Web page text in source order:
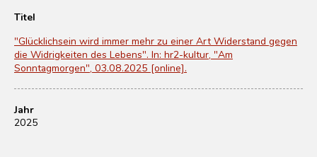
Titel
"Glücklichsein wird immer mehr zu einer Art Widerstand gegen
die Widrigkeiten des Lebens". In: hr2-kultur, "Am
Sonntagmorgen", 03.08.2025 [online].
Jahr
2025